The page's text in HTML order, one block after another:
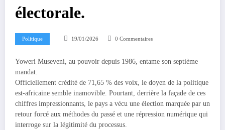
électorale.
Politique 19/01/2026 0 Commentaires
Yoweri Museveni, au pouvoir depuis 1986, entame son septième
mandat.
Officiellement crédité de 71,65 % des voix, le doyen de la politique
est-africaine semble inamovible. Pourtant, derrière la façade de ces
chiffres impressionnants, le pays a vécu une élection marquée par un
retour forcé aux méthodes du passé et une répression numérique qui
interroge sur la légitimité du processus.